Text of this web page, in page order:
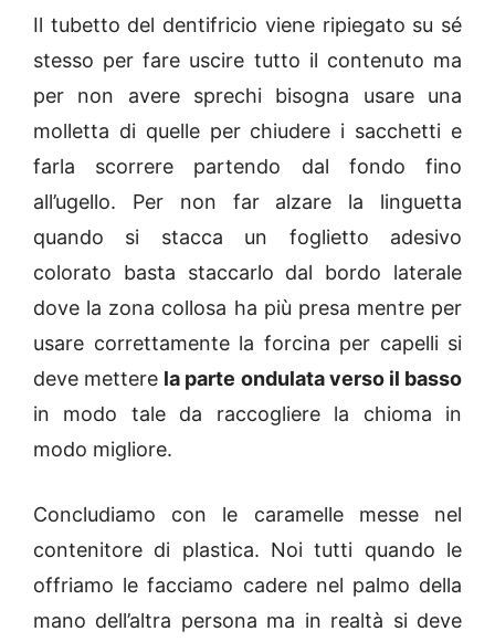
Il tubetto del dentifricio viene ripiegato su sé
stesso per fare uscire tutto il contenuto ma
per non avere sprechi bisogna usare una
molletta di quelle per chiudere i sacchetti e
farla scorrere partendo dal fondo fino
all’ugello. Per non far alzare la linguetta
quando si stacca un foglietto adesivo
colorato basta staccarlo dal bordo laterale
dove la zona collosa ha più presa mentre per
usare correttamente la forcina per capelli si
deve mettere la parte ondulata verso il basso
in modo tale da raccogliere la chioma in
modo migliore.
Concludiamo con le caramelle messe nel
contenitore di plastica. Noi tutti quando le
offriamo le facciamo cadere nel palmo della
mano dell’altra persona ma in realtà si deve